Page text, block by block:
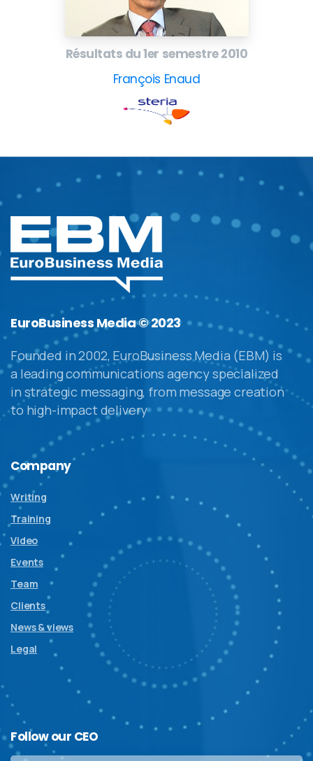
Résultats du 1er semestre 2010
François Enaud
EuroBusiness Media © 2023
Founded in 2002, EuroBusiness Media (EBM) is
a leading communications agency specialized
in strategic messaging, from message creation
to high-impact delivery
Company
Writing
Training
Video
Events
Team
Clients
News & views
Legal
Follow our CEO